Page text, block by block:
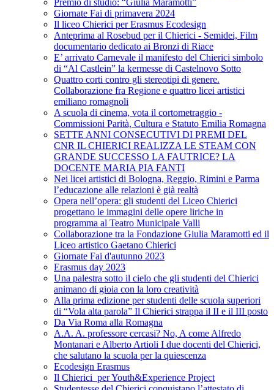
Premio di studio: “Giulia Maramotti”
Giornate Fai di primavera 2024
Il liceo Chierici per Erasmus Ecodesign
Anteprima al Rosebud per il Chierici - Semidei, Film
documentario dedicato ai Bronzi di Riace
E’ arrivato Carnevale il manifesto del Chierici simbolo
di “Al Castlein” la kermesse di Castelnovo Sotto
Quattro corti contro gli stereotipi di genere.
Collaborazione fra Regione e quattro licei artistici
emiliano romagnoli
A scuola di cinema, vota il cortometraggio -
Commissioni Parità, Cultura e Statuto Emilia Romagna
SETTE ANNI CONSECUTIVI DI PREMI DEL
CNR IL CHIERICI REALIZZA LE STEAM CON
GRANDE SUCCESSO LA FAUTRICE? LA
DOCENTE MARIA PIA FANTI
Nei licei artistici di Bologna, Reggio, Rimini e Parma
l’educazione alle relazioni è già realtà
Opera nell’opera: gli studenti del Liceo Chierici
progettano le immagini delle opere liriche in
programma al Teatro Municipale Valli
Collaborazione tra la Fondazione Giulia Maramotti ed il
Liceo artistico Gaetano Chierici
Giornate Fai d'autunno 2023
Erasmus day 2023
Una palestra sotto il cielo che gli studenti del Chierici
animano di gioia con la loro creatività
Alla prima edizione per studenti delle scuola superiori
di “Vola alta parola” Il Chierici strappa il II e il III posto
Da Via Roma alla Romagna
A.A. A. professore cercasi? No, A come Alfredo
Montanari e Alberto Artioli I due docenti del Chierici,
che salutano la scuola per la quiescenza
Ecodesign Erasmus
Il Chierici per Youth&Experience Project